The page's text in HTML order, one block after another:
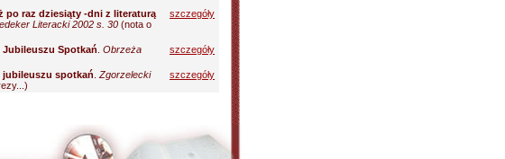
po raz dziesiąty -dni z literaturą
Literacki 2002 s. 30 (nota o
szczegóły
Jubileuszu Spotkań Obrzeża
szczegóły
jubileuszu spotkań Zgorzelecki
szczegóły